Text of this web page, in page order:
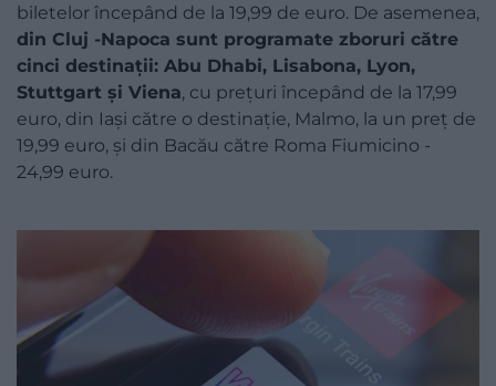
biletelor începând de la 19,99 de euro. De asemenea,
din Cluj -Napoca sunt programate zboruri către
cinci destinaţii: Abu Dhabi, Lisabona, Lyon,
Stuttgart şi Viena, cu preţuri începând de la 17,99
euro, din Iaşi către o destinaţie, Malmo, la un preţ de
19,99 euro, şi din Bacău către Roma Fiumicino -
24,99 euro.